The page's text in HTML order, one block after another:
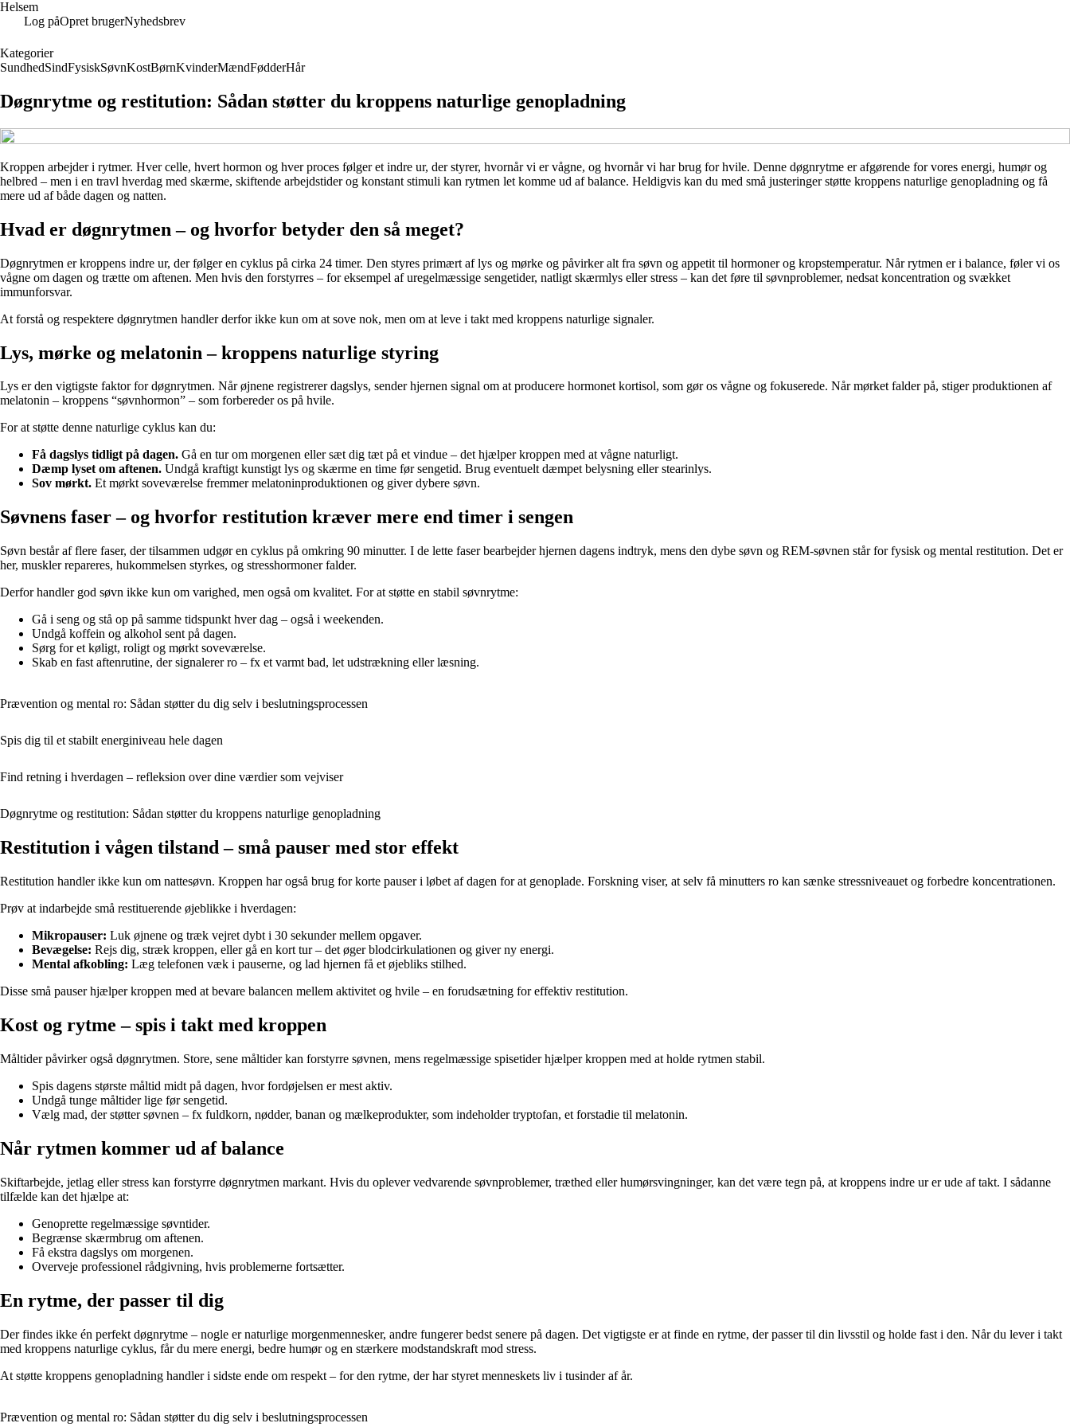
Helsem
Log påOpret brugerNyhedsbrev
Kategorier
SundhedSindFysiskSøvnKostBørnKvinderMændFødderHår
Døgnrytme og restitution: Sådan støtter du kroppens naturlige genopladning
Kroppen arbejder i rytmer. Hver celle, hvert hormon og hver proces følger et indre ur, der styrer, hvornår vi er vågne, og hvornår vi har brug for hvile. Denne døgnrytme er afgørende for vores energi, humør og
helbred – men i en travl hverdag med skærme, skiftende arbejdstider og konstant stimuli kan rytmen let komme ud af balance. Heldigvis kan du med små justeringer støtte kroppens naturlige genopladning og få
mere ud af både dagen og natten.
Hvad er døgnrytmen – og hvorfor betyder den så meget?
Døgnrytmen er kroppens indre ur, der følger en cyklus på cirka 24 timer. Den styres primært af lys og mørke og påvirker alt fra søvn og appetit til hormoner og kropstemperatur. Når rytmen er i balance, føler vi os
vågne om dagen og trætte om aftenen. Men hvis den forstyrres – for eksempel af uregelmæssige sengetider, natligt skærmlys eller stress – kan det føre til søvnproblemer, nedsat koncentration og svækket
immunforsvar.
At forstå og respektere døgnrytmen handler derfor ikke kun om at sove nok, men om at leve i takt med kroppens naturlige signaler.
Lys, mørke og melatonin – kroppens naturlige styring
Lys er den vigtigste faktor for døgnrytmen. Når øjnene registrerer dagslys, sender hjernen signal om at producere hormonet kortisol, som gør os vågne og fokuserede. Når mørket falder på, stiger produktionen af
melatonin – kroppens “søvnhormon” – som forbereder os på hvile.
For at støtte denne naturlige cyklus kan du:
Få dagslys tidligt på dagen. Gå en tur om morgenen eller sæt dig tæt på et vindue – det hjælper kroppen med at vågne naturligt.
Dæmp lyset om aftenen. Undgå kraftigt kunstigt lys og skærme en time før sengetid. Brug eventuelt dæmpet belysning eller stearinlys.
Sov mørkt. Et mørkt soveværelse fremmer melatoninproduktionen og giver dybere søvn.
Søvnens faser – og hvorfor restitution kræver mere end timer i sengen
Søvn består af flere faser, der tilsammen udgør en cyklus på omkring 90 minutter. I de lette faser bearbejder hjernen dagens indtryk, mens den dybe søvn og REM-søvnen står for fysisk og mental restitution. Det er
her, muskler repareres, hukommelsen styrkes, og stresshormoner falder.
Derfor handler god søvn ikke kun om varighed, men også om kvalitet. For at støtte en stabil søvnrytme:
Gå i seng og stå op på samme tidspunkt hver dag – også i weekenden.
Undgå koffein og alkohol sent på dagen.
Sørg for et køligt, roligt og mørkt soveværelse.
Skab en fast aftenrutine, der signalerer ro – fx et varmt bad, let udstrækning eller læsning.
Prævention og mental ro: Sådan støtter du dig selv i beslutningsprocessen
Spis dig til et stabilt energiniveau hele dagen
Find retning i hverdagen – refleksion over dine værdier som vejviser
Døgnrytme og restitution: Sådan støtter du kroppens naturlige genopladning
Restitution i vågen tilstand – små pauser med stor effekt
Restitution handler ikke kun om nattesøvn. Kroppen har også brug for korte pauser i løbet af dagen for at genoplade. Forskning viser, at selv få minutters ro kan sænke stressniveauet og forbedre koncentrationen.
Prøv at indarbejde små restituerende øjeblikke i hverdagen:
Mikropauser: Luk øjnene og træk vejret dybt i 30 sekunder mellem opgaver.
Bevægelse: Rejs dig, stræk kroppen, eller gå en kort tur – det øger blodcirkulationen og giver ny energi.
Mental afkobling: Læg telefonen væk i pauserne, og lad hjernen få et øjebliks stilhed.
Disse små pauser hjælper kroppen med at bevare balancen mellem aktivitet og hvile – en forudsætning for effektiv restitution.
Kost og rytme – spis i takt med kroppen
Måltider påvirker også døgnrytmen. Store, sene måltider kan forstyrre søvnen, mens regelmæssige spisetider hjælper kroppen med at holde rytmen stabil.
Spis dagens største måltid midt på dagen, hvor fordøjelsen er mest aktiv.
Undgå tunge måltider lige før sengetid.
Vælg mad, der støtter søvnen – fx fuldkorn, nødder, banan og mælkeprodukter, som indeholder tryptofan, et forstadie til melatonin.
Når rytmen kommer ud af balance
Skiftarbejde, jetlag eller stress kan forstyrre døgnrytmen markant. Hvis du oplever vedvarende søvnproblemer, træthed eller humørsvingninger, kan det være tegn på, at kroppens indre ur er ude af takt. I sådanne
tilfælde kan det hjælpe at:
Genoprette regelmæssige søvntider.
Begrænse skærmbrug om aftenen.
Få ekstra dagslys om morgenen.
Overveje professionel rådgivning, hvis problemerne fortsætter.
En rytme, der passer til dig
Der findes ikke én perfekt døgnrytme – nogle er naturlige morgenmennesker, andre fungerer bedst senere på dagen. Det vigtigste er at finde en rytme, der passer til din livsstil og holde fast i den. Når du lever i takt
med kroppens naturlige cyklus, får du mere energi, bedre humør og en stærkere modstandskraft mod stress.
At støtte kroppens genopladning handler i sidste ende om respekt – for den rytme, der har styret menneskets liv i tusinder af år.
Prævention og mental ro: Sådan støtter du dig selv i beslutningsprocessen